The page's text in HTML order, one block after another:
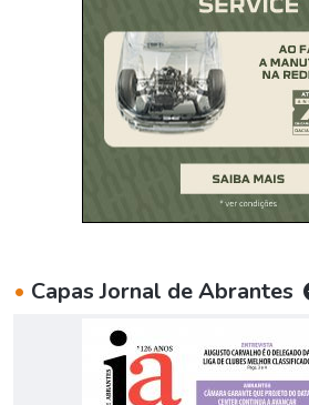
• Capas Jornal de Abrantes